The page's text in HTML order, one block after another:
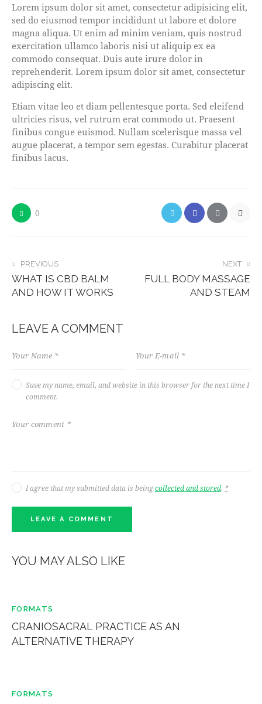
Lorem ipsum dolor sit amet, consectetur adipisicing elit,
sed do eiusmod tempor incididunt ut labore et dolore
magna aliqua. Ut enim ad minim veniam, quis nostrud
exercitation ullamco laboris nisi ut aliquip ex ea
commodo consequat. Duis aute irure dolor in
reprehenderit. Lorem ipsum dolor sit amet, consectetur
adipiscing elit.
Etiam vitae leo et diam pellentesque porta. Sed eleifend
ultricies risus, vel rutrum erat commodo ut. Praesent
finibus congue euismod. Nullam scelerisque massa vel
augue placerat, a tempor sem egestas. Curabitur placerat
finibus lacus.
0
PREVIOUS
WHAT IS CBD BALM
AND HOW IT WORKS
NEXT
FULL BODY MASSAGE
AND STEAM
LEAVE A COMMENT
Save my name, email, and website in this browser for the next time I
comment.
I agree that my submitted data is beingcollected and stored. *
YOU MAY ALSO LIKE
FORMATS
CRANIOSACRAL PRACTICE AS AN
ALTERNATIVE THERAPY
FORMATS